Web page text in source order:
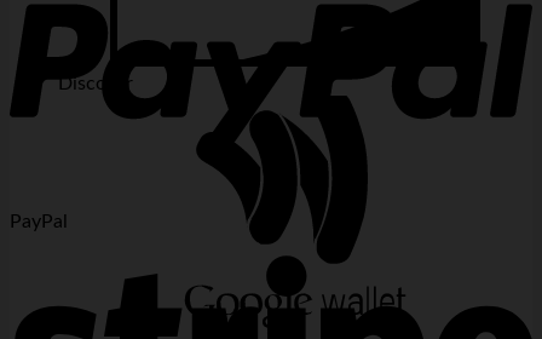
Discover
PayPal